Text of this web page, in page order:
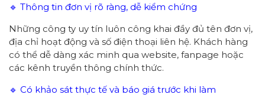
🔹 Thông tin đơn vị rõ ràng, dễ kiểm chứng
Những công ty uy tín luôn công khai đầy đủ tên đơn vị,
địa chỉ hoạt động và số điện thoại liên hệ. Khách hàng
có thể dễ dàng xác minh qua website, fanpage hoặc
các kênh truyền thông chính thức.
🔹 Có khảo sát thực tế và báo giá trước khi làm